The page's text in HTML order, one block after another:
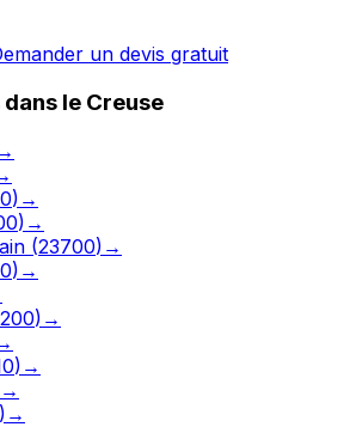
un devis gratuit
le Creuse
→
) →
) →
(23700) →
) →
) →
) →
→
) →